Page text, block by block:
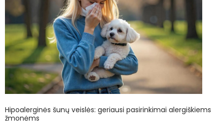
Hipoalerginės šunų veislės: geriausi pasirinkimai alergiškiems
žmonėms